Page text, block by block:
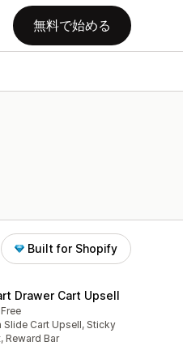
無料で始める
Built for Shopify
Drawer Cart Upsell
：791件
Free
Slide Cart Upsell, Sticky
Reward Bar